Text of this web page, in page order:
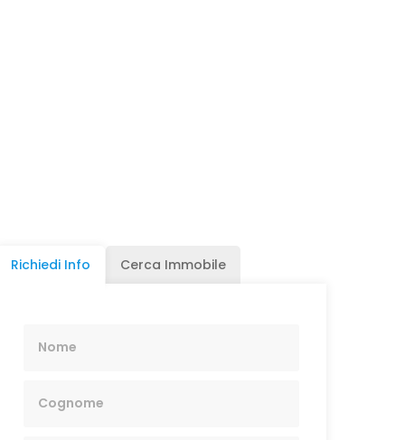
Richiedi Info Cerca Immobile